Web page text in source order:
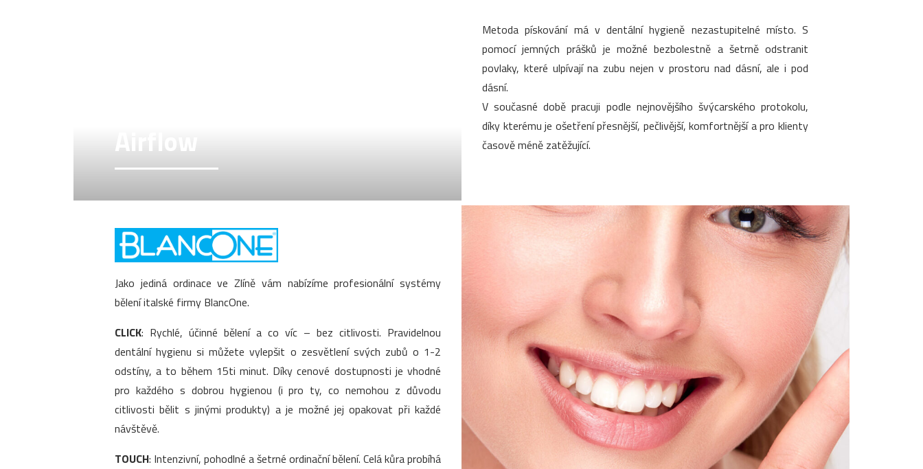
Airflow
Metoda pískování má v dentální hygieně nezastupitelné místo. S
pomocí jemných prášků je možné bezbolestně a šetrně odstranit
povlaky, které ulpívají na zubu nejen v prostoru nad dásní, ale i pod
dásní.
V současné době pracuji podle nejnovějšího švýcarského protokolu,
díky kterému je ošetření přesnější, pečlivější, komfortnější a pro klienty
časově méně zatěžující.
Jako jediná ordinace ve Zlíně vám nabízíme profesionální systémy
bělení italské firmy BlancOne.
CLICK: Rychlé, účinné bělení a co víc – bez citlivosti. Pravidelnou
dentální hygienu si můžete vylepšit o zesvětlení svých zubů o 1-2
odstíny, a to během 15ti minut. Díky cenové dostupnosti je vhodné
pro každého s dobrou hygienou (i pro ty, co nemohou z důvodu
citlivosti bělit s jinými produkty) a je možné jej opakovat při každé
návštěvě.
TOUCH: Intenzivní, pohodlné a šetrné ordinační bělení. Celá kůra probíhá